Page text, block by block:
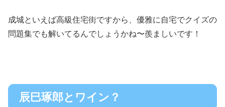
成城といえば高級住宅街ですから、優雅に自宅でクイズの
問題集でも解いてるんでしょうかね〜羨ましいです！
辰巳琢郎とワイン？